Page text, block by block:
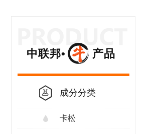
中联邦• 产品
成分分类
卡松